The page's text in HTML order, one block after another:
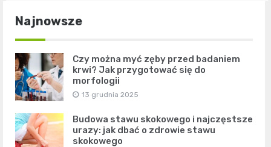
Najnowsze
Czy można myć zęby przed badaniem
krwi? Jak przygotować się do
morfologii
13 grudnia 2025
Budowa stawu skokowego i najczęstsze
urazy: jak dbać o zdrowie stawu
skokowego